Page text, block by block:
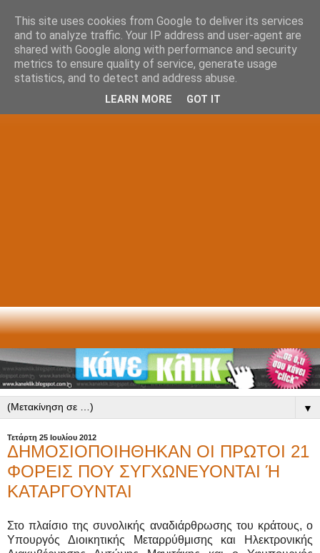
▼
Τετάρτη 25 Ιουλίου 2012
ΔΗΜΟΣΙΟΠΟΙΗΘΗΚΑΝ ΟΙ ΠΡΩΤΟΙ 21
ΦΟΡΕΙΣ ΠΟΥ ΣΥΓΧΩΝΕΥΟΝΤΑΙ Ή
ΚΑΤΑΡΓΟΥΝΤΑΙ
Στο πλαίσιο της συνολικής αναδιάρθρωσης του κράτους, ο
Υπουργός Διοικητικής Μεταρρύθμισης και Ηλεκτρονικής
This site uses cookies from Google to deliver its services
and to analyze traffic. Your IP address and user-agent are
shared with Google along with performance and security
metrics to ensure quality of service, generate usage
statistics, and to detect and address abuse.
LEARN MORE GOT IT